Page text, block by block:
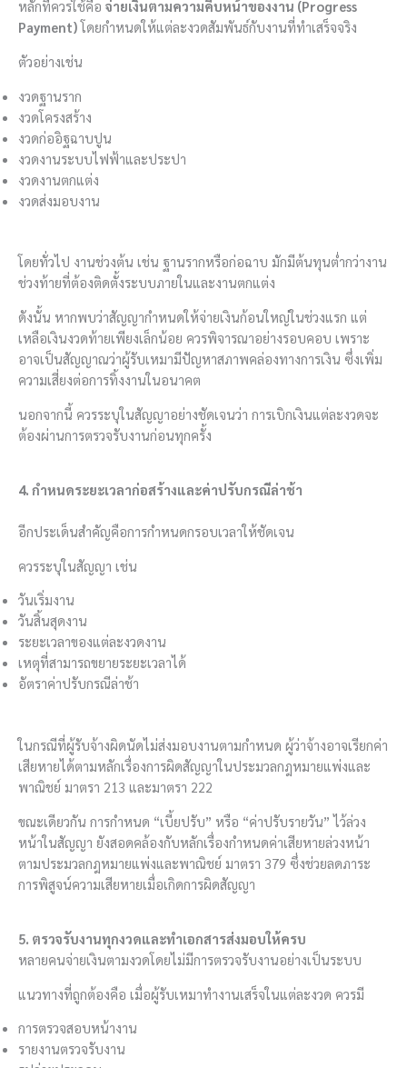
หลักที่ควรใช้คือ จ่ายเงินตามความคืบหน้าของงาน (Progress
Payment)โดยกำหนดให้แต่ละงวดสัมพันธ์กับงานที่ทำเสร็จจริง
ตัวอย่างเช่น
งวดฐานราก
งวดโครงสร้าง
งวดก่ออิฐฉาบปูน
งวดงานระบบไฟฟ้าและประปา
งวดงานตกแต่ง
งวดส่งมอบงาน
โดยทั่วไป งานช่วงต้น เช่น ฐานรากหรือก่อฉาบ มักมีต้นทุนต่ำกว่างาน
ช่วงท้ายที่ต้องติดตั้งระบบภายในและงานตกแต่ง
ดังนั้น หากพบว่าสัญญากำหนดให้จ่ายเงินก้อนใหญ่ในช่วงแรก แต่
เหลือเงินงวดท้ายเพียงเล็กน้อย ควรพิจารณาอย่างรอบคอบ เพราะ
อาจเป็นสัญญาณว่าผู้รับเหมามีปัญหาสภาพคล่องทางการเงิน ซึ่งเพิ่ม
ความเสี่ยงต่อการทิ้งงานในอนาคต
นอกจากนี้ ควรระบุในสัญญาอย่างชัดเจนว่า การเบิกเงินแต่ละงวดจะ
ต้องผ่านการตรวจรับงานก่อนทุกครั้ง
4. กำหนดระยะเวลาก่อสร้างและค่าปรับกรณีล่าช้า
อีกประเด็นสำคัญคือการกำหนดกรอบเวลาให้ชัดเจน
ควรระบุในสัญญา เช่น
วันเริ่มงาน
วันสิ้นสุดงาน
ระยะเวลาของแต่ละงวดงาน
เหตุที่สามารถขยายระยะเวลาได้
อัตราค่าปรับกรณีล่าช้า
ในกรณีที่ผู้รับจ้างผิดนัดไม่ส่งมอบงานตามกำหนด ผู้ว่าจ้างอาจเรียกค่า
เสียหายได้ตามหลักเรื่องการผิดสัญญาในประมวลกฎหมายแพ่งและ
พาณิชย์ มาตรา 213 และมาตรา 222
ขณะเดียวกัน การกำหนด “เบี้ยปรับ” หรือ “ค่าปรับรายวัน” ไว้ล่วง
หน้าในสัญญา ยังสอดคล้องกับหลักเรื่องกำหนดค่าเสียหายล่วงหน้า
ตามประมวลกฎหมายแพ่งและพาณิชย์ มาตรา 379 ซึ่งช่วยลดภาระ
การพิสูจน์ความเสียหายเมื่อเกิดการผิดสัญญา
5. ตรวจรับงานทุกงวดและทำเอกสารส่งมอบให้ครบ
หลายคนจ่ายเงินตามงวดโดยไม่มีการตรวจรับงานอย่างเป็นระบบ
แนวทางที่ถูกต้องคือ เมื่อผู้รับเหมาทำงานเสร็จในแต่ละงวด ควรมี
การตรวจสอบหน้างาน
รายงานตรวจรับงาน